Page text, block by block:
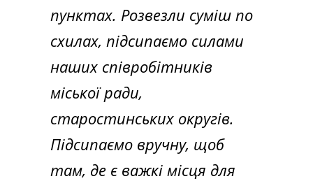
пунктах. Розвезли суміш по
схилах, підсипаємо силами
наших співробітників
міської ради,
старостинських округів.
Підсипаємо вручну, щоб
там, де є важкі місця для